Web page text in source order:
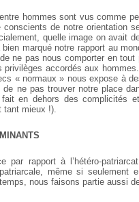
hommes sont vus comme
de notre orientation
quelle image on avait
marqué notre rapport au
ne pas nous comporter en
privilèges accordés aux
« normaux » nous expose à
ne pas trouver notre place
en dehors des complicités
tant mieux !).
rapport à l’hétéro-
patriarcale, même si
nous faisons partie aussi